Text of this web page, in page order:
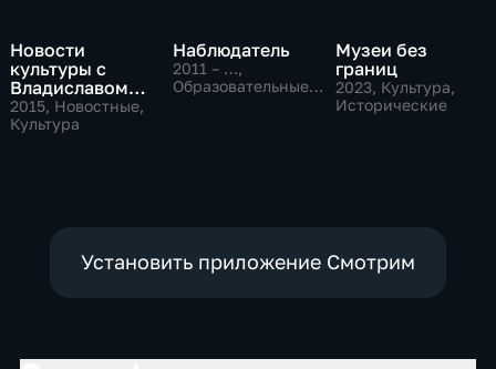
Новости
культуры с
Владиславом
Флярковским
2015, Новостные,
Культура
Наблюдатель
2011 – …,
Образовательные,
Музеи без
границ
2023, Культура,
Исторические
Установить приложение Смотрим